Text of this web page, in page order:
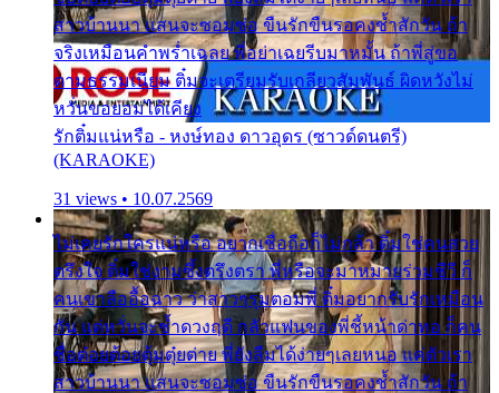
สาวบ้านนา แสนจะซอมซ่อ ขืนรักขืนรอคงช้ำสักวัน ถ้า
จริงเหมือนคำพร่ำเฉลย พี่อย่าเฉยรีบมาหมั้น ถ้าพี่สู่ขอ
ตามธรรมเนียม ติ๋มจะเตรียมรับเกลียวสัมพันธ์ ผิดหวังไม่
หวั่นขอยอมได้เคียง
รักติ๋มแน่หรือ - หงษ์ทอง ดาวอุดร (ซาวด์ดนตรี)
(KARAOKE)
31 views • 10.07.2569
ไม่เคยรักใครแน่หรือ อยากเชื่อถือก็ไม่กล้า ติ๋มใช่คนสวย
ตรึงใจ ติ๋มใช่งามซึ้งตรึงตรา พี่หรือจะมาหมายร่วมชีวี ก็
คนเขาลืออื้อฉาว ว่าสาวๆรุมตอมพี่ ติ๋มอยากรับรักเหมือน
กัน แต่หวั่นจะช้ำดวงฤดี กลัวแฟนของพี่ชี้หน้าด่าทอ ก็คน
ชื่อต๋อยต้อยตุ้มตุ๋ยต่าย พี่ยังลืมได้ง่ายๆเลยหนอ แค่ตัวเรา
สาวบ้านนา แสนจะซอมซ่อ ขืนรักขืนรอคงช้ำสักวัน ถ้า